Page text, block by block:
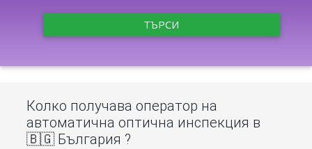
ТЪРСИ
Колко получава оператор на
автоматична оптична инспекция в
🇧🇬 България ?